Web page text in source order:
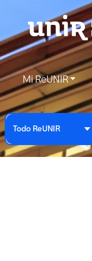
Mi ReUNIR
Todo ReUNIR